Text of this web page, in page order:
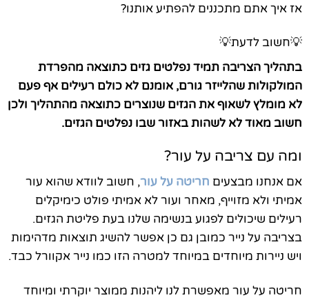
אז איך אתם מתכננים להפתיע אותנו?
💡חשוב לדעת💡
בתהליך הצריבה תמיד נפלטים גזים כתוצאה מהפרדת
המולקולות שהלייזר גורם, אומנם לא כולם רעילים אף פעם
לא מומלץ לשאוף את הגזים שנוצרים כתוצאה מהתהליך ולכן
חשוב מאוד לא לשהות באזור שבו נפלטים הגזים.
ומה עם צריבה על עור?
אם אנחנו מבצעים חריטה על עור, חשוב לוודא שהוא עור
אמיתי ולא מזוייף, מאחר ועור לא אמיתי פולט כימיקלים
רעילים שיכולים לפגוע בנשימה שלנו בעת פליטת הגזים.
בצריבה על נייר כמובן גם כן אפשר להשיג תוצאות מדהימות
ויש ניירות מיוחדים במיוחד למטרה הזו כמו נייר אקוורל כבד.
חריטה על עור מאפשרת לנו ליהנות ממוצר יוקרתי ומיוחד